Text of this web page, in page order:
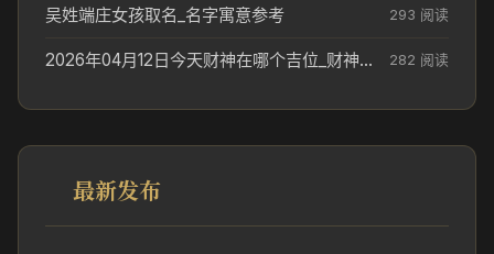
吴姓端庄女孩取名_名字寓意参考 293 阅读
2026年04月12日今天财神在哪个吉位_财神方位参考 282 阅读
最新发布